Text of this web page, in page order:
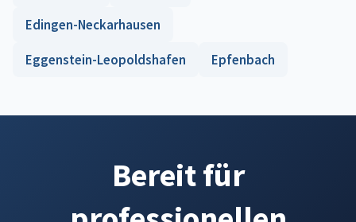
Edingen-Neckarhausen
Eggenstein-Leopoldshafen
Epfenbach
Bereit für